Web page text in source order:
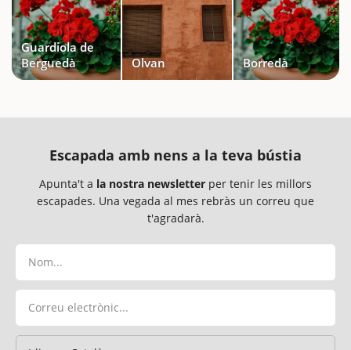
Guardiola de
Berguedà
Olvan Borredà
Escapada amb nens a la teva bústia
Apunta't a la nostra newsletter per tenir les millors
escapades. Una vegada al mes rebràs un correu que
t'agradarà.